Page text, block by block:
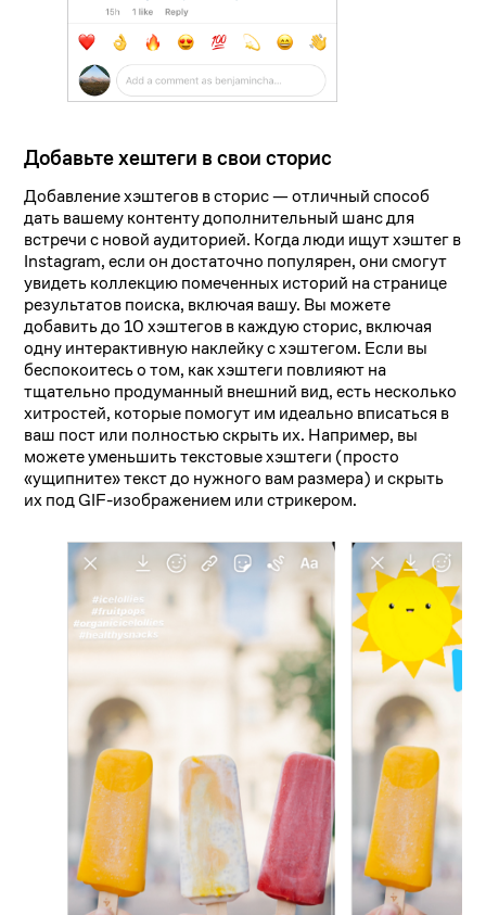
Добавьте хештеги в свои сторис
Добавление хэштегов в сторис — отличный способ
дать вашему контенту дополнительный шанс для
встречи с новой аудиторией. Когда люди ищут хэштег в
Instagram, если он достаточно популярен, они смогут
увидеть коллекцию помеченных историй на странице
результатов поиска, включая вашу. Вы можете
добавить до 10 хэштегов в каждую сторис, включая
одну интерактивную наклейку с хэштегом. Если вы
беспокоитесь о том, как хэштеги повлияют на
тщательно продуманный внешний вид, есть несколько
хитростей, которые помогут им идеально вписаться в
ваш пост или полностью скрыть их. Например, вы
можете уменьшить текстовые хэштеги (просто
«ущипните» текст до нужного вам размера) и скрыть
их под GIF-изображением или стрикером.